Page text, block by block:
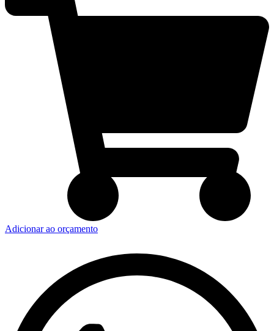
Adicionar ao orçamento